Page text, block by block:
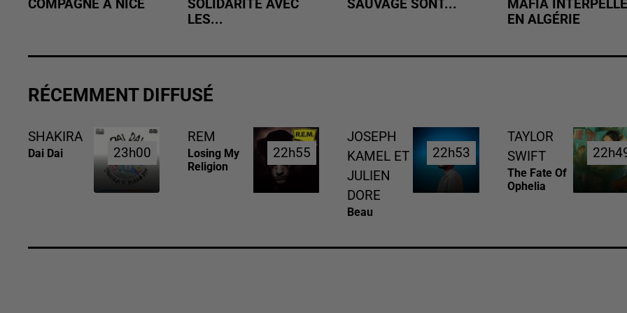
COMPAGNE À NICE
SOLIDARITÉ AVEC
LES...
SAUVAGE SONT...
MAFIA INTERPELLÉ
EN ALGÉRIE
RÉCEMMENT DIFFUSÉ
SHAKIRA
Dai Dai 23h00
23h00
REM
Losing My
Religion
22h55
22h55
JOSEPH
KAMEL ET
JULIEN
DORE
Beau
22h53
22h53
TAYLOR
SWIFT
The Fate Of
Ophelia